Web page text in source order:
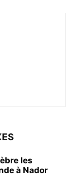
les
à Nador